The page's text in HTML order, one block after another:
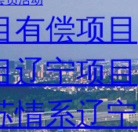
有偿项目
辽宁项目
情系辽宁